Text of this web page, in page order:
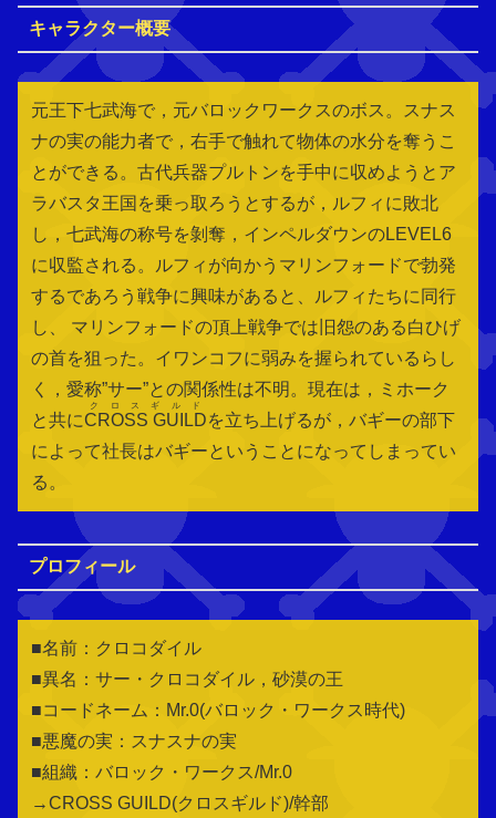
キャラクター概要
元王下七武海で，元バロックワークスのボス。スナス
ナの実の能力者で，右手で触れて物体の水分を奪うこ
とができる。古代兵器プルトンを手中に収めようとア
ラバスタ王国を乗っ取ろうとするが，ルフィに敗北
し，七武海の称号を剝奪，インペルダウンのLEVEL6
に収監される。ルフィが向かうマリンフォードで勃発
するであろう戦争に興味があると、ルフィたちに同行
し、 マリンフォードの頂上戦争では旧怨のある白ひげ
の首を狙った。イワンコフに弱みを握られているらし
く，愛称”サー”との関係性は不明。現在は，ミホーク
と共にCROSS GUILD
クロスギルド
を立ち上げるが，バギーの部下
によって社長はバギーということになってしまってい
る。
プロフィール
■名前：クロコダイル
■異名：サー・クロコダイル，砂漠の王
■コードネーム：Mr.0(バロック・ワークス時代)
■悪魔の実：スナスナの実
■組織：バロック・ワークス/Mr.0
→CROSS GUILD(クロスギルド)/幹部